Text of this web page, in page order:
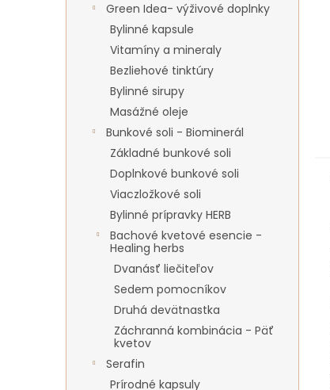
Green Idea- výživové doplnky
Bylinné kapsule
Vitamíny a mineraly
Bezliehové tinktúry
Bylinné sirupy
Masážné oleje
Bunkové soli - Biominerál
Základné bunkové soli
Doplnkové bunkové soli
Viaczložkové soli
Bylinné prípravky HERB
Bachové kvetové esencie -
Healing herbs
Dvanásť liečiteľov
Sedem pomocníkov
Druhá devätnastka
Záchranná kombinácia - Päť
kvetov
Serafin
Prírodné kapsuly